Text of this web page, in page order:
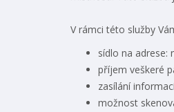
V rámci této služby
sídlo na adrese:
příjem veškeré
zasílání
možnost